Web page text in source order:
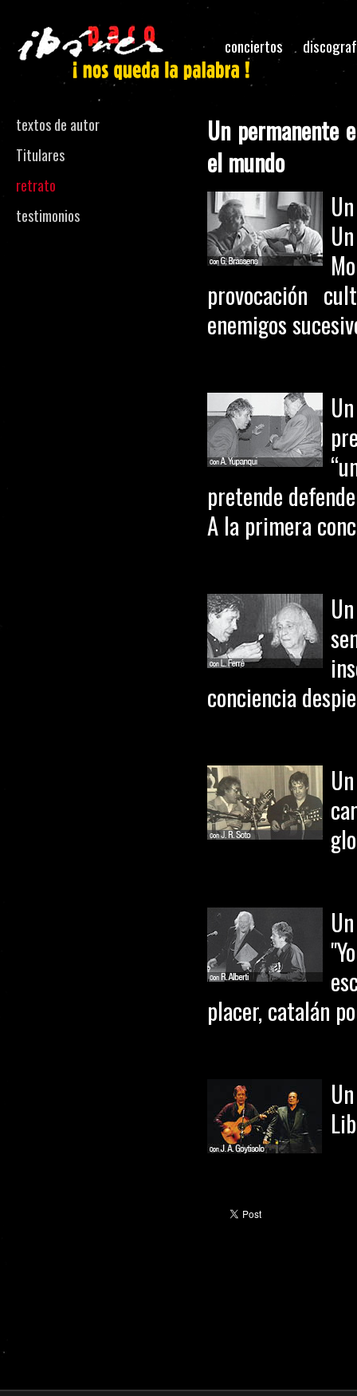
conciertos
Un permanente
el mundo
provocación
enemigos
pretende
A la primera
conciencia
placer, catalán
textos de autor
Titulares
retrato
testimonios